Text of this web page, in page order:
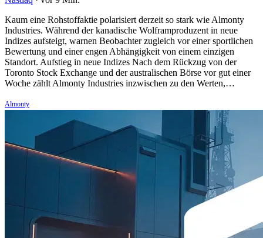
Kaum eine Rohstoffaktie polarisiert derzeit so stark wie Almonty
Industries. Während der kanadische Wolframproduzent in neue
Indizes aufsteigt, warnen Beobachter zugleich vor einer sportlichen
Bewertung und einer engen Abhängigkeit von einem einzigen
Standort. Aufstieg in neue Indizes Nach dem Rückzug von der
Toronto Stock Exchange und der australischen Börse vor gut einer
Woche zählt Almonty Industries inzwischen zu den Werten,…
Almonty